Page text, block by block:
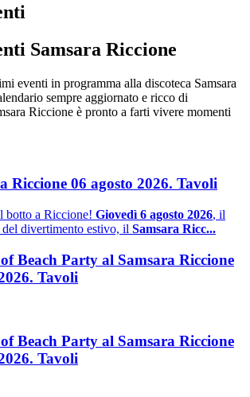
Samsara Riccione
eventi in programma alla discoteca Samsara
sempre aggiornato e ricco di
Riccione è pronto a farti vivere momenti
Riccione 06 agosto 2026. Tavoli
botto a Riccione! Giovedì 6 agosto 2026, il
divertimento estivo, il Samsara Ricc...
Beach Party al Samsara Riccione
Tavoli
Beach Party al Samsara Riccione
Tavoli